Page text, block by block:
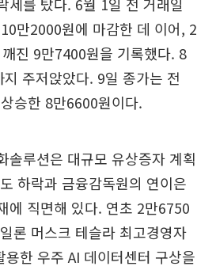
세를 탔다. 6월 1일 전 거래일
만2000원에 마감한 데 이어, 2
진 9만7400원을 기록했다. 8
주저앉았다. 9일 종가는 전
승한 8만6600원이다.
솔루션은 대규모 유상증자 계획
하락과 금융감독원의 연이은
에 직면해 있다. 연초 2만6750
론 머스크 테슬라 최고경영자
용한 우주 AI 데이터센터 구상을